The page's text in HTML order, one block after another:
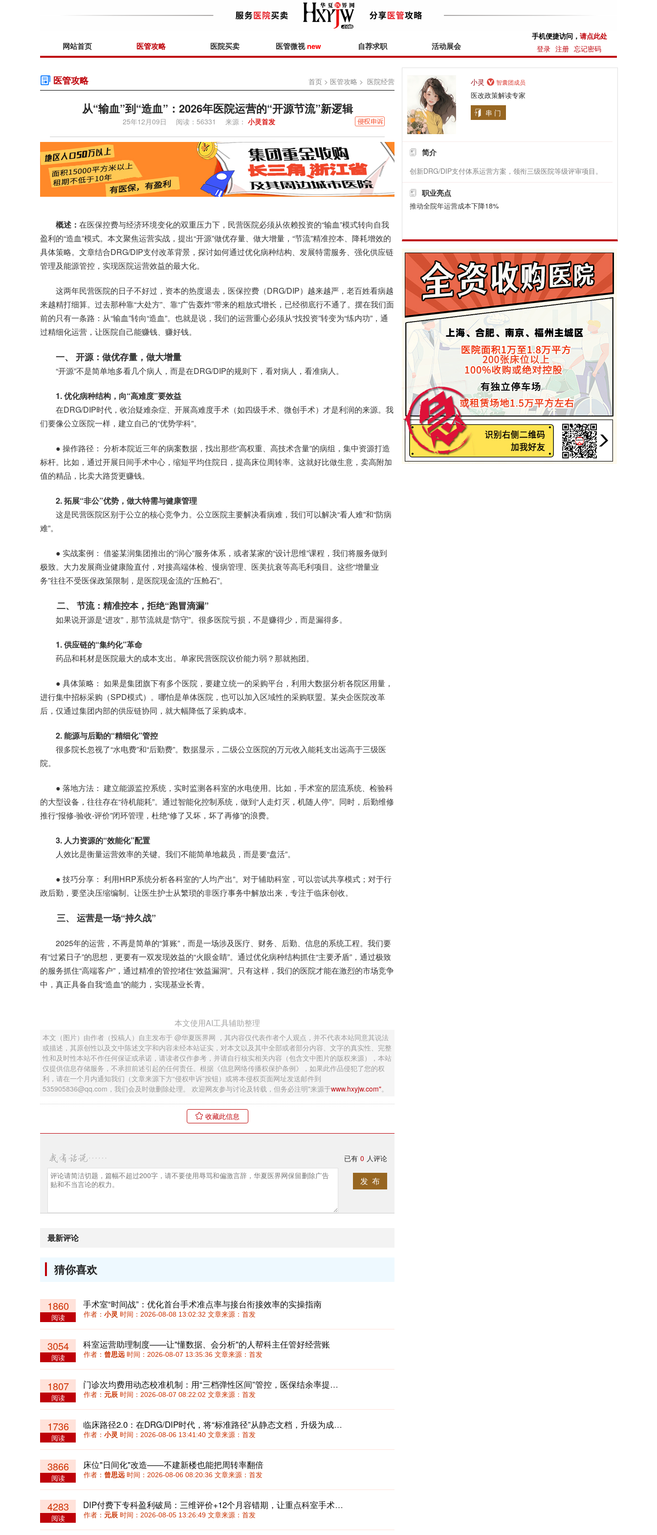
网站首页 医管攻略 医院买卖 医管微视new 自荐求职 活动展会
手机便捷访问， 请点此处
登录 注册 忘记密码
医管攻略 首页 > 医管攻略 > 医院经营
从“输血”到“造血”：2026年医院运营的“开源节流”新逻辑
25年12月09日 阅读：56331 来源： 小灵首发
概述： 在医保控费与经济环境变化的双重压力下，民营医院必须从依赖投资的“输血”模式转向自我
盈利的“造血”模式。本文聚焦运营实战，提出“开源”做优存量、做大增量，“节流”精准控本、降耗增效的
具体策略。文章结合DRG/DIP支付改革背景，探讨如何通过优化病种结构、发展特需服务、强化供应链
管理及能源管控，实现医院运营效益的最大化。
这两年民营医院的日子不好过，资本的热度退去，医保控费（DRG/DIP）越来越严，老百姓看病越
来越精打细算。过去那种靠“大处方”、靠“广告轰炸”带来的粗放式增长，已经彻底行不通了。摆在我们面
前的只有一条路：从“输血”转向“造血”。也就是说，我们的运营重心必须从“找投资”转变为“练内功”，通
过精细化运营，让医院自己能赚钱、赚好钱。
一、 开源：做优存量，做大增量
“开源”不是简单地多看几个病人，而是在DRG/DIP的规则下，看对病人，看准病人。
1. 优化病种结构，向“高难度”要效益
在DRG/DIP时代，收治疑难杂症、开展高难度手术（如四级手术、微创手术）才是利润的来源。我
们要像公立医院一样，建立自己的“优势学科”。
● 操作路径： 分析本院近三年的病案数据，找出那些“高权重、高技术含量”的病组，集中资源打造
标杆。比如，通过开展日间手术中心，缩短平均住院日，提高床位周转率。这就好比做生意，卖高附加
值的精品，比卖大路货更赚钱。
2. 拓展“非公”优势，做大特需与健康管理
这是民营医院区别于公立的核心竞争力。公立医院主要解决看病难，我们可以解决“看人难”和“防病
难”。
● 实战案例： 借鉴某润集团推出的“润心”服务体系，或者某家的“设计思维”课程，我们将服务做到
极致。大力发展商业健康险直付，对接高端体检、慢病管理、医美抗衰等高毛利项目。这些“增量业
务”往往不受医保政策限制，是医院现金流的“压舱石”。
二、 节流：精准控本，拒绝“跑冒滴漏”
如果说开源是“进攻”，那节流就是“防守”。很多医院亏损，不是赚得少，而是漏得多。
1. 供应链的“集约化”革命
药品和耗材是医院最大的成本支出。单家民营医院议价能力弱？那就抱团。
● 具体策略： 如果是集团旗下有多个医院，要建立统一的采购平台，利用大数据分析各院区用量，
进行集中招标采购（SPD模式）。哪怕是单体医院，也可以加入区域性的采购联盟。某央企医院改革
后，仅通过集团内部的供应链协同，就大幅降低了采购成本。
2. 能源与后勤的“精细化”管控
很多院长忽视了“水电费”和“后勤费”。数据显示，二级公立医院的万元收入能耗支出远高于三级医
院。
● 落地方法： 建立能源监控系统，实时监测各科室的水电使用。比如，手术室的层流系统、检验科
的大型设备，往往存在“待机能耗”。通过智能化控制系统，做到“人走灯灭，机随人停”。同时，后勤维修
推行“报修-验收-评价”闭环管理，杜绝“修了又坏，坏了再修”的浪费。
3. 人力资源的“效能化”配置
人效比是衡量运营效率的关键。我们不能简单地裁员，而是要“盘活”。
● 技巧分享： 利用HRP系统分析各科室的“人均产出”。对于辅助科室，可以尝试共享模式；对于行
政后勤，要坚决压缩编制。让医生护士从繁琐的非医疗事务中解放出来，专注于临床创收。
三、 运营是一场“持久战”
2025年的运营，不再是简单的“算账”，而是一场涉及医疗、财务、后勤、信息的系统工程。我们要
有“过紧日子”的思想，更要有一双发现效益的“火眼金睛”。通过优化病种结构抓住“主要矛盾”，通过极致
的服务抓住“高端客户”，通过精准的管控堵住“效益漏洞”。只有这样，我们的医院才能在激烈的市场竞争
中，真正具备自我“造血”的能力，实现基业长青。
本文使用AI工具辅助整理
本文（图片）由作者（投稿人）自主发布于 @华夏医界网 ，其内容仅代表作者个人观点，并不代表本站同意其说法
或描述，其原创性以及文中陈述文字和内容未经本站证实，对本文以及其中全部或者部分内容、文字的真实性、完整
性和及时性本站不作任何保证或承诺，请读者仅作参考，并请自行核实相关内容（包含文中图片的版权来源），本站
仅提供信息存储服务，不承担前述引起的任何责任。根据《信息网络传播权保护条例》，如果此作品侵犯了您的权
利，请在一个月内通知我们（文章来源下方“侵权申诉”按钮）或将本侵权页面网址发送邮件到
535905836@qq.com，我们会及时做删除处理。 欢迎网友参与讨论及转载，但务必注明"来源于www.hxyjw.com"。
收藏此信息
已有 0 人评论
发 布
最新评论
猜你喜欢
1860
阅读
手术室“时间战”：优化首台手术准点率与接台衔接效率的实操指南
作者： 小灵 时间：2026-08-08 13:02:32 文章来源：首发
3054
阅读
科室运营助理制度——让"懂数据、会分析"的人帮科主任管好经营账
作者： 曾思远 时间：2026-08-07 13:35:36 文章来源：首发
1807
阅读
门诊次均费用动态校准机制：用“三档弹性区间”管控，医保结余率提升12%还不丢患者
作者： 元辰 时间：2026-08-07 08:22:02 文章来源：首发
1736
阅读
临床路径2.0：在DRG/DIP时代，将“标准路径”从静态文档，升级为成本与质量的动态“驾驶舱”
作者： 小灵 时间：2026-08-06 13:41:40 文章来源：首发
3866
阅读
床位"日间化"改造——不建新楼也能把周转率翻倍
作者： 曾思远 时间：2026-08-06 08:20:36 文章来源：首发
4283
阅读
DIP付费下专科盈利破局：三维评价+12个月容错期，让重点科室手术量涨25%还不亏
作者： 元辰 时间：2026-08-05 13:26:49 文章来源：首发
小灵 智囊团成员
医改政策解读专家
串 门
简介
创新DRG/DIP支付体系运营方案，领衔三级医院等级评审项目。
职业亮点
推动全院年运营成本下降18%